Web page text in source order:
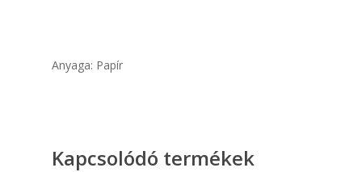
Anyaga: Papír
Kapcsolódó termékek